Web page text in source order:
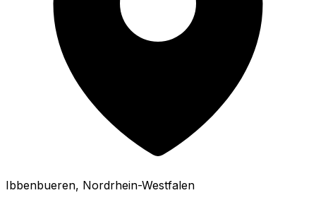
Ibbenbueren, Nordrhein-Westfalen